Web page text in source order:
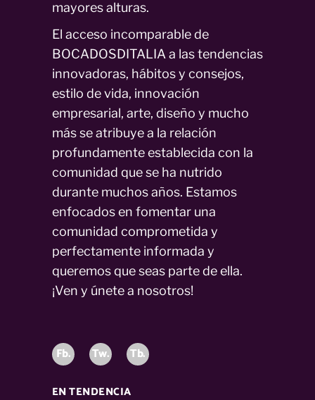
mayores alturas.
El acceso incomparable de
BOCADOSDITALIA a las tendencias
innovadoras, hábitos y consejos,
estilo de vida, innovación
empresarial, arte, diseño y mucho
más se atribuye a la relación
profundamente establecida con la
comunidad que se ha nutrido
durante muchos años. Estamos
enfocados en fomentar una
comunidad comprometida y
perfectamente informada y
queremos que seas parte de ella.
¡Ven y únete a nosotros!
Fb. Tw. Tb.
EN TENDENCIA